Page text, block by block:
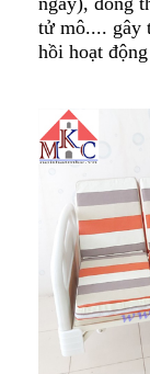
tử mô.... gây
hồi hoạt